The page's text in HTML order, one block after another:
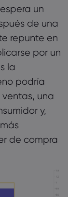
un
de una
repunte en
por un
la
podría
una
y,
de compra